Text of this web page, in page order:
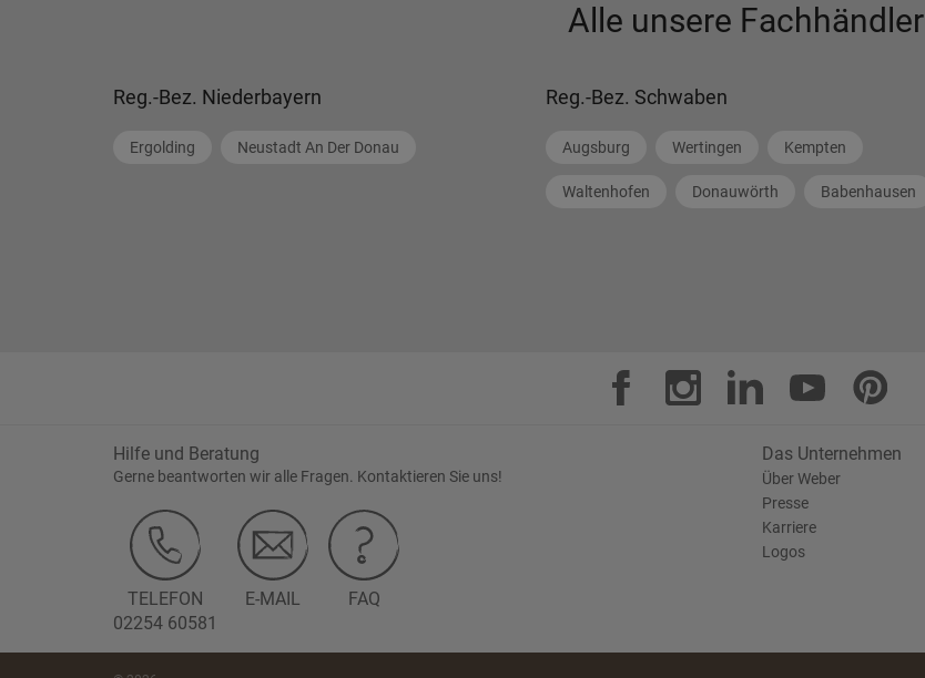
Alle unsere Fachhändler
Reg.-Bez. Niederbayern
Ergolding Neustadt An Der Donau
Reg.-Bez. Schwaben
Augsburg Wertingen Kempten
Waltenhofen Donauwörth Babenhausen
Hilfe und Beratung
Gerne beantworten wir alle Fragen. Kontaktieren Sie uns!
TELEFON
02254 60581
E-MAIL FAQ
Das Unternehmen
Über Weber
Presse
Karriere
Logos